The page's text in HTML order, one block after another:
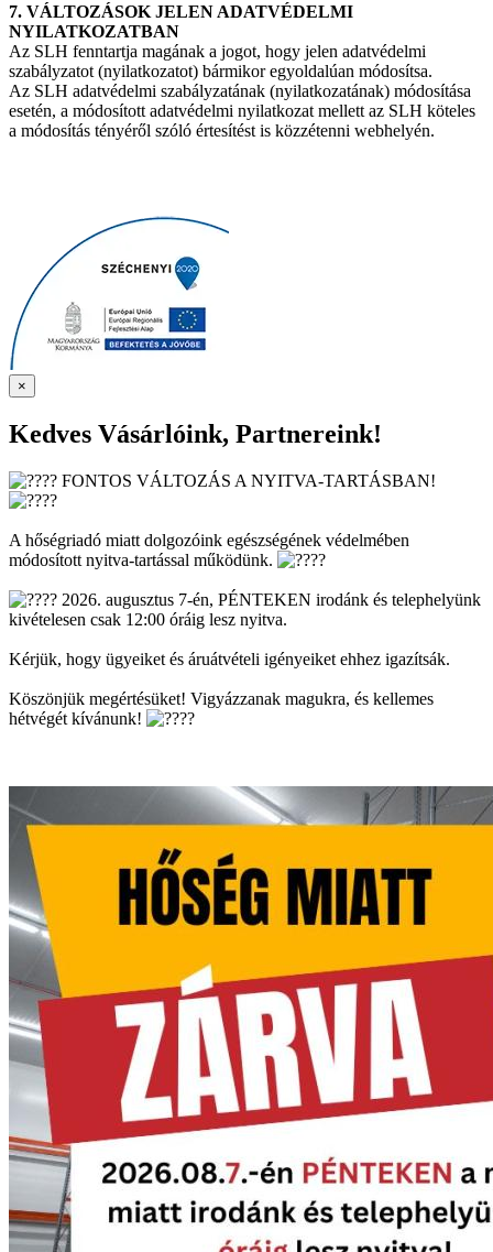
7. VÁLTOZÁSOK JELEN ADATVÉDELMI
NYILATKOZATBAN
Az SLH fenntartja magának a jogot, hogy jelen adatvédelmi
szabályzatot (nyilatkozatot) bármikor egyoldalúan módosítsa.
Az SLH adatvédelmi szabályzatának (nyilatkozatának) módosítása
esetén, a módosított adatvédelmi nyilatkozat mellett az SLH köteles
a módosítás tényéről szóló értesítést is közzétenni webhelyén.
×
Kedves Vásárlóink, Partnereink!
FONTOS VÁLTOZÁS A NYITVA-TARTÁSBAN!
A hőségriadó miatt dolgozóink egészségének védelmében
módosított nyitva-tartással működünk.
2026. augusztus 7-én, PÉNTEKEN irodánk és telephelyünk
kivételesen csak 12:00 óráig lesz nyitva.
Kérjük, hogy ügyeiket és áruátvételi igényeiket ehhez igazítsák.
Köszönjük megértésüket! Vigyázzanak magukra, és kellemes
hétvégét kívánunk!